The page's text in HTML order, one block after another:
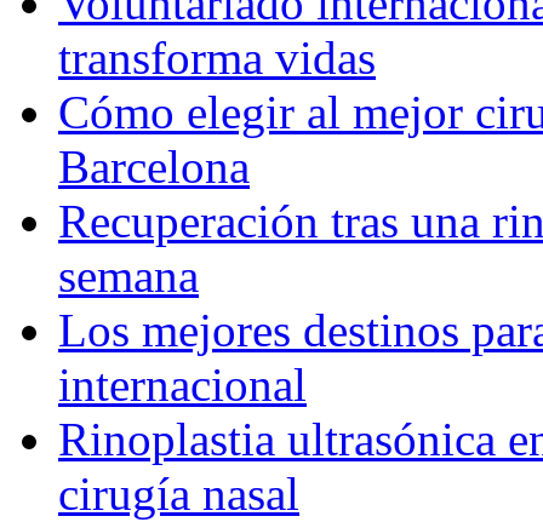
transforma vidas
Cómo elegir al mejor
Barcelona
Recuperación tras una
semana
Los mejores destinos
internacional
Rinoplastia ultrasónica
cirugía nasal